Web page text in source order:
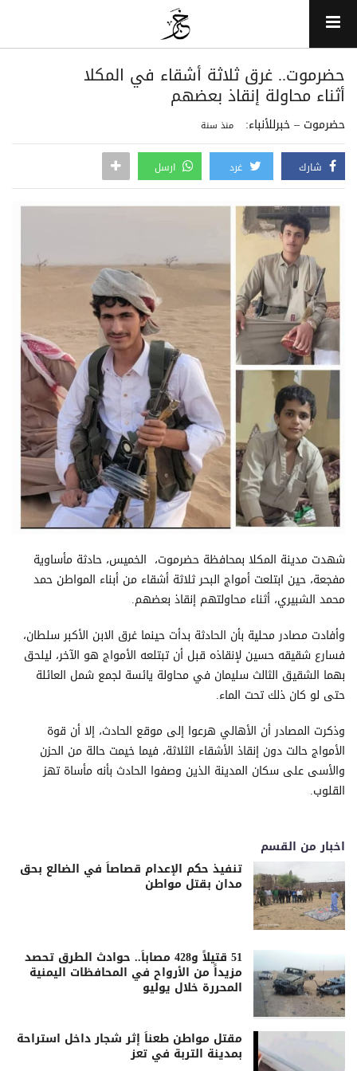
حضرموت.. غرق ثلاثة أشقاء في المكلا
أثناء محاولة إنقاذ بعضهم
حضرموت – خبرللأنباء: منذ سنة
شارك غرد ارسل
شهدت مدينة المكلا بمحافظة حضرموت، الخميس، حادثة مأساوية
مفجعة، حين ابتلعت أمواج البحر ثلاثة أشقاء من أبناء المواطن حمد
محمد الشبيري، أثناء محاولتهم إنقاذ بعضهم.
وأفادت مصادر محلية بأن الحادثة بدأت حينما غرق الابن الأكبر سلطان،
فسارع شقيقه حسين لإنقاذه قبل أن تبتلعه الأمواج هو الآخر، ليلحق
بهما الشقيق الثالث سليمان في محاولة يائسة لجمع شمل العائلة
حتى لو كان ذلك تحت الماء.
وذكرت المصادر أن الأهالي هرعوا إلى موقع الحادث، إلا أن قوة
الأمواج حالت دون إنقاذ الأشقاء الثلاثة، فيما خيمت حالة من الحزن
والأسى على سكان المدينة الذين وصفوا الحادث بأنه مأساة تهز
القلوب.
اخبار من القسم
تنفيذ حكم الإعدام قصاصاً في الضالع بحق
مدان بقتل مواطن
51 قتيلاً و428 مصاباً.. حوادث الطرق تحصد
مزيداً من الأرواح في المحافظات اليمنية
المحررة خلال يوليو
مقتل مواطن طعناً إثر شجار داخل استراحة
بمدينة التربة في تعز